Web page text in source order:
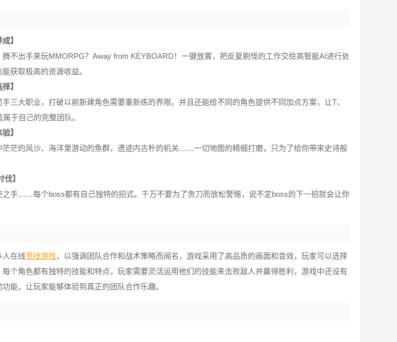
】
不出手来玩MMORPG？Away from KEYBOARD！一键放置，把反复刷怪的工作交给高智能AI进行处
获取极高的资源收益。
】
三大职业，打破以前新建角色需要重新练的界限。并且还能给不同的角色提供不同加点方案，让T、
于自己的完整团队。
】
茫茫的风沙、海洋里游动的鱼群，遗迹内古朴的机关……一切地图的精细打磨，只为了给你带来史诗般
】
之手……每个boss都有自己独特的招式。千万不要为了贪刀而放松警惕，说不定boss的下一招就会让你
人在线竞技游戏，以强调团队合作和战术策略而闻名，游戏采用了高品质的画面和音效，玩家可以选择
个角色都有独特的技能和特点，玩家需要灵活运用他们的技能来击败敌人并赢得胜利，游戏中还设有
能，让玩家能够体验到真正的团队合作乐趣。